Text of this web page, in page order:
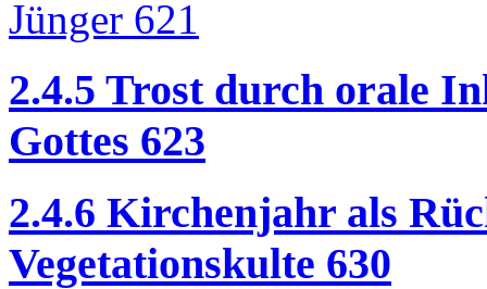
Jünger 621
2.4.5 Trost durch orale
Gottes 623
2.4.6 Kirchenjahr als
Vegetationskulte 630